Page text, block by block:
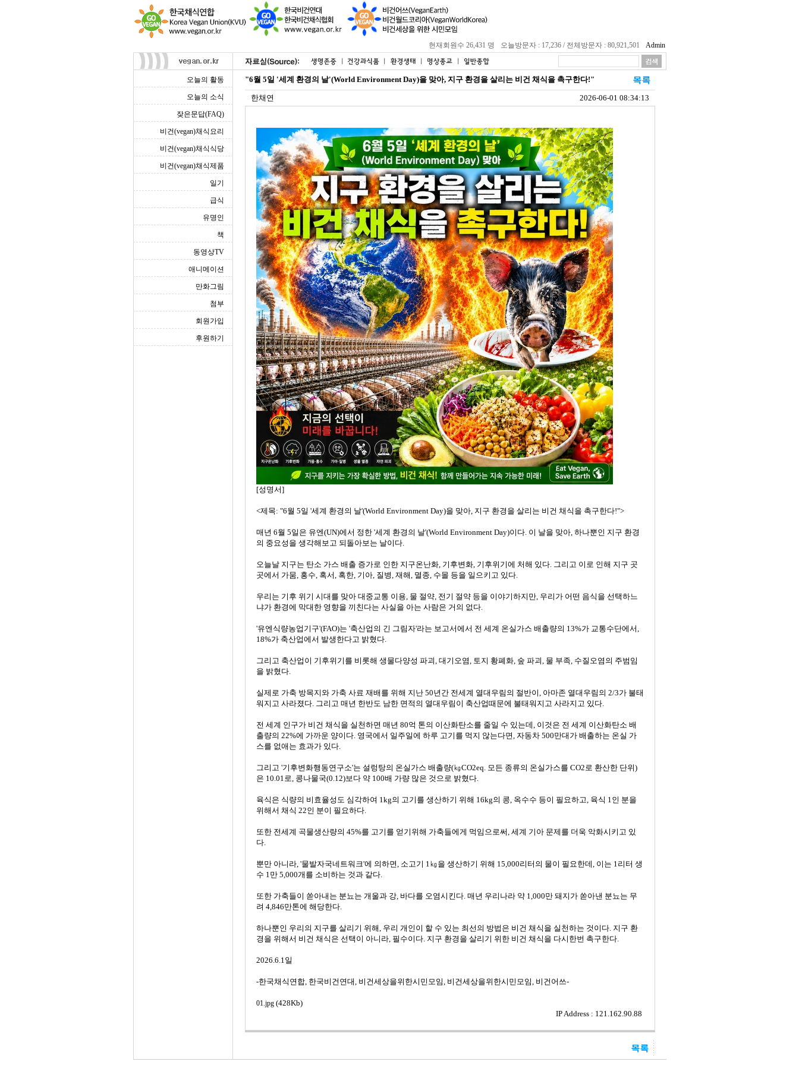
현재회원수 26,431 명 오늘방문자 : 17,236 / 전체방문자 : 80,921,501 Admin
오늘의 활동
오늘의 소식
잦은문답(FAQ)
비건(vegan)채식요리
비건(vegan)채식식당
비건(vegan)채식제품
일기
급식
유명인
책
동영상TV
애니메이션
만화그림
첨부
회원가입
후원하기
"6월 5일 '세계 환경의 날'(World Environment Day)을 맞아, 지구 환경을 살리는 비건 채식을 촉구한다!"
한채연 2026-06-01 08:34:13
[성명서]
<제목: "6월 5일 '세계 환경의 날'(World Environment Day)을 맞아, 지구 환경을 살리는 비건 채식을 촉구한다!">
매년 6월 5일은 유엔(UN)에서 정한 '세계 환경의 날'(World Environment Day)이다. 이 날을 맞아, 하나뿐인 지구 환경
의 중요성을 생각해보고 되돌아보는 날이다.
오늘날 지구는 탄소 가스 배출 증가로 인한 지구온난화, 기후변화, 기후위기에 처해 있다. 그리고 이로 인해 지구 곳
곳에서 가뭄, 홍수, 혹서, 혹한, 기아, 질병, 재해, 멸종, 수몰 등을 일으키고 있다.
우리는 기후 위기 시대를 맞아 대중교통 이용, 물 절약, 전기 절약 등을 이야기하지만, 우리가 어떤 음식을 선택하느
냐가 환경에 막대한 영향을 끼친다는 사실을 아는 사람은 거의 없다.
'유엔식량농업기구'(FAO)는 '축산업의 긴 그림자'라는 보고서에서 전 세계 온실가스 배출량의 13%가 교통수단에서,
18%가 축산업에서 발생한다고 밝혔다.
그리고 축산업이 기후위기를 비롯해 생물다양성 파괴, 대기오염, 토지 황폐화, 숲 파괴, 물 부족, 수질오염의 주범임
을 밝혔다.
실제로 가축 방목지와 가축 사료 재배를 위해 지난 50년간 전세계 열대우림의 절반이, 아마존 열대우림의 2/3가 불태
워지고 사라졌다. 그리고 매년 한반도 남한 면적의 열대우림이 축산업때문에 불태워지고 사라지고 있다.
전 세계 인구가 비건 채식을 실천하면 매년 80억 톤의 이산화탄소를 줄일 수 있는데, 이것은 전 세계 이산화탄소 배
출량의 22%에 가까운 양이다. 영국에서 일주일에 하루 고기를 먹지 않는다면, 자동차 500만대가 배출하는 온실 가
스를 없애는 효과가 있다.
그리고 '기후변화행동연구소'는 설렁탕의 온실가스 배출량(㎏CO2eq. 모든 종류의 온실가스를 CO2로 환산한 단위)
은 10.01로, 콩나물국(0.12)보다 약 100배 가량 많은 것으로 밝혔다.
육식은 식량의 비효율성도 심각하여 1kg의 고기를 생산하기 위해 16kg의 콩, 옥수수 등이 필요하고, 육식 1인 분을
위해서 채식 22인 분이 필요하다.
또한 전세계 곡물생산량의 45%를 고기를 얻기위해 가축들에게 먹임으로써, 세계 기아 문제를 더욱 악화시키고 있
다.
뿐만 아니라, '물발자국네트워크'에 의하면, 소고기 1㎏을 생산하기 위해 15,000리터의 물이 필요한데, 이는 1리터 생
수 1만 5,000개를 소비하는 것과 같다.
또한 가축들이 쏟아내는 분뇨는 개울과 강, 바다를 오염시킨다. 매년 우리나라 약 1,000만 돼지가 쏟아낸 분뇨는 무
려 4,846만톤에 해당한다.
하나뿐인 우리의 지구를 살리기 위해, 우리 개인이 할 수 있는 최선의 방법은 비건 채식을 실천하는 것이다. 지구 환
경을 위해서 비건 채식은 선택이 아니라, 필수이다. 지구 환경을 살리기 위한 비건 채식을 다시한번 촉구한다.
2026.6.1일
-한국채식연합, 한국비건연대, 비건세상을위한시민모임, 비건세상을위한시민모임, 비건어쓰-
01.jpg (428Kb)
IP Address : 121.162.90.88